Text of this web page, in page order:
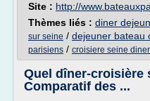
Site : http://
Thèmes liés : diner
sur seine / dejeuner bateau
parisiens / croisiere seine
Quel dîner-croisière
Comparatif des ...